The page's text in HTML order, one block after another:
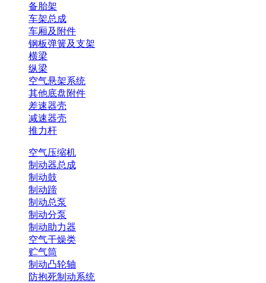
备胎架
车架总成
车厢及附件
钢板弹簧及支架
横梁
纵梁
空气悬架系统
其他底盘附件
差速器壳
减速器壳
推力杆
空气压缩机
制动器总成
制动鼓
制动蹄
制动总泵
制动分泵
制动助力器
空气干燥类
贮气筒
制动凸轮轴
防抱死制动系统